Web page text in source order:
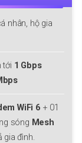
hộ gia
6 + 01
Mesh